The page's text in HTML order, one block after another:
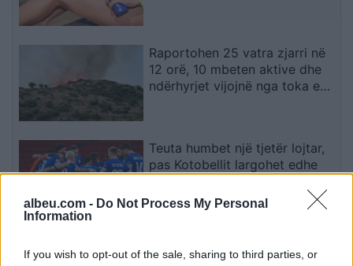
albeu.com - Do Not Process My Personal
Information
If you wish to opt-out of the sale, sharing to third parties, or
Raportohen 25 vatra zjarri në
12 orë, 10 mbeten aktive dhe
ndërhyrjet vijojnë nga toka e
Teuta humbet një tjetër lojtar,
pas Kotobellit largohet edhe
aktgjykimin lirues për